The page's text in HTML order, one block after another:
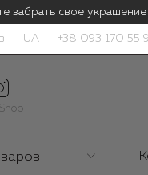
забрать свое
UA +38 093 170 55